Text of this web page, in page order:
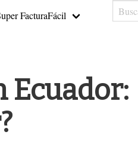
FacturaFácil
Ecuador: